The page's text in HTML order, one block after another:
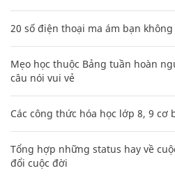
20 số điện thoại ma ám bạn
Mẹo học thuộc Bảng tuần hoàn
câu nói vui vẻ
Các công thức hóa học lớp 8, 9 cơ
Tổng hợp những status hay về
đổi cuộc đời